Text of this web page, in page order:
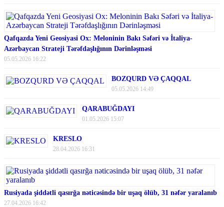
Qafqazda Yeni Geosiyasi Ox: Meloninin Bakı Səfəri və İtaliya-
Azərbaycan Strateji Tərəfdaşlığının Dərinləşməsi
05.05.2026 16:22
BOZQURD VƏ ÇAQQAL
05.05.2026 14:49
QARABUĞDAYI
01.05.2026 15:07
KRESLO
28.04.2026 16:31
Rusiyada şiddətli qasırğa nəticəsində bir uşaq ölüb, 31 nəfər yaralanıb
27.04.2026 16:42